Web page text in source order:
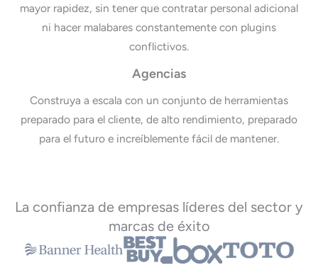
mayor rapidez, sin tener que contratar personal adicional
ni hacer malabares constantemente con plugins
conflictivos.
Agencias
Construya a escala con un conjunto de herramientas
preparado para el cliente, de alto rendimiento, preparado
para el futuro e increíblemente fácil de mantener.
La confianza de empresas líderes del sector y
marcas de éxito